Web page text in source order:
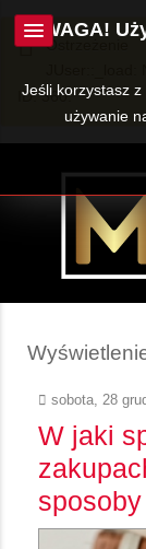
Ostrzeżenie
JUser::_load:
ID: 360.
sobota, 28
W jaki
sposoby
UWAGA!
Jeśli korzystasz
używanie